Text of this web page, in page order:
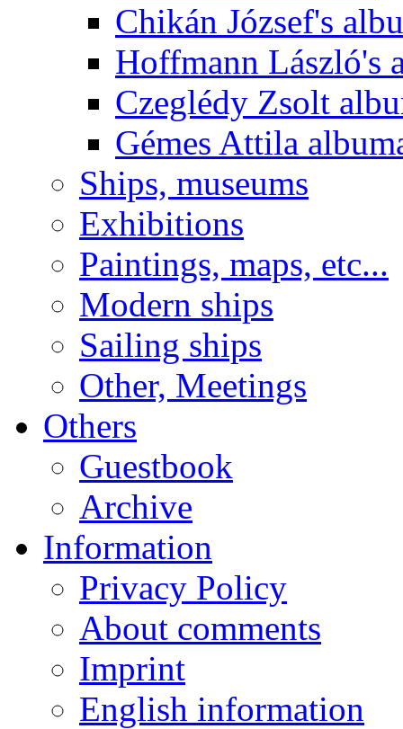
Chikán József's
Hoffmann László's
Czeglédy Zsolt
Gémes Attila
Ships, museums
Exhibitions
Paintings, maps, etc...
Modern ships
Sailing ships
Other, Meetings
Others
Guestbook
Archive
Information
Privacy Policy
About comments
Imprint
English information